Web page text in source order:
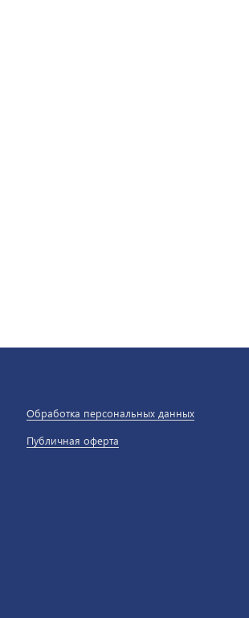
Обработка персональных данных
Публичная оферта